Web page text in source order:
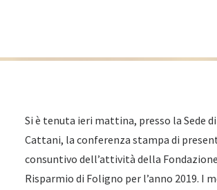
Si è tenuta ieri mattina, presso la Sede
Cattani, la conferenza stampa di
consuntivo dell’attività della Fondazione
Risparmio di Foligno per l’anno 2019. I